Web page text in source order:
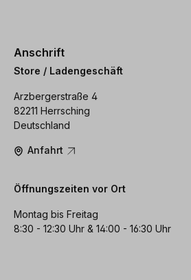
Anschrift
Store / Ladengeschäft
Arzbergerstraße 4
82211 Herrsching
Deutschland
Anfahrt
Öffnungszeiten vor Ort
Montag bis Freitag
8:30 - 12:30 Uhr & 14:00 - 16:30 Uhr